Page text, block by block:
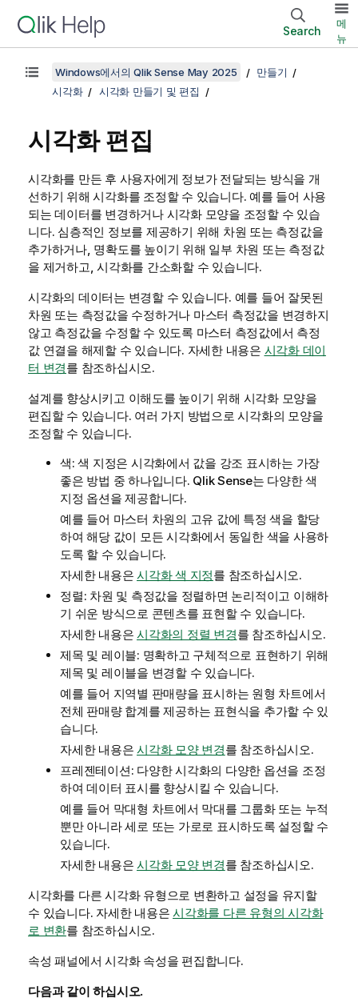
Search
메
뉴
Windows에서의 Qlik Sense May 2025
만들기
시각화
시각화 만들기 및 편집
시각화 편집
시각화를 만든 후 사용자에게 정보가 전달되는 방식을 개
선하기 위해 시각화를 조정할 수 있습니다. 예를 들어 사용
되는 데이터를 변경하거나 시각화 모양을 조정할 수 있습
니다. 심층적인 정보를 제공하기 위해 차원 또는 측정값을
추가하거나, 명확도를 높이기 위해 일부 차원 또는 측정값
을 제거하고, 시각화를 간소화할 수 있습니다.
시각화의 데이터는 변경할 수 있습니다. 예를 들어 잘못된
차원 또는 측정값을 수정하거나 마스터 측정값을 변경하지
않고 측정값을 수정할 수 있도록 마스터 측정값에서 측정
값 연결을 해제할 수 있습니다. 자세한 내용은 시각화 데이
터 변경를 참조하십시오.
설계를 향상시키고 이해도를 높이기 위해 시각화 모양을
편집할 수 있습니다. 여러 가지 방법으로 시각화의 모양을
조정할 수 있습니다.
색: 색 지정은 시각화에서 값을 강조 표시하는 가장
좋은 방법 중 하나입니다. Qlik Sense는 다양한 색
지정 옵션을 제공합니다.
예를 들어 마스터 차원의 고유 값에 특정 색을 할당
하여 해당 값이 모든 시각화에서 동일한 색을 사용하
도록 할 수 있습니다.
자세한 내용은 시각화 색 지정를 참조하십시오.
정렬: 차원 및 측정값을 정렬하면 논리적이고 이해하
기 쉬운 방식으로 콘텐츠를 표현할 수 있습니다.
자세한 내용은 시각화의 정렬 변경를 참조하십시오.
제목 및 레이블: 명확하고 구체적으로 표현하기 위해
제목 및 레이블을 변경할 수 있습니다.
예를 들어 지역별 판매량을 표시하는 원형 차트에서
전체 판매량 합계를 제공하는 표현식을 추가할 수 있
습니다.
자세한 내용은 시각화 모양 변경를 참조하십시오.
프레젠테이션: 다양한 시각화의 다양한 옵션을 조정
하여 데이터 표시를 향상시킬 수 있습니다.
예를 들어 막대형 차트에서 막대를 그룹화 또는 누적
뿐만 아니라 세로 또는 가로로 표시하도록 설정할 수
있습니다.
자세한 내용은 시각화 모양 변경를 참조하십시오.
시각화를 다른 시각화 유형으로 변환하고 설정을 유지할
수 있습니다. 자세한 내용은 시각화를 다른 유형의 시각화
로 변환를 참조하십시오.
속성 패널에서 시각화 속성을 편집합니다.
다음과 같이 하십시오.